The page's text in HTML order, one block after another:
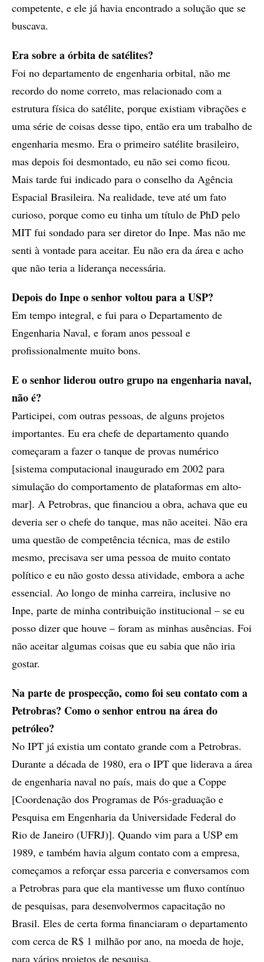
competente, e ele já havia encontrado a solução que se
buscava.
Era sobre a órbita de satélites?
Foi no departamento de engenharia orbital, não me
recordo do nome correto, mas relacionado com a
estrutura física do satélite, porque existiam vibrações e
uma série de coisas desse tipo, então era um trabalho de
engenharia mesmo. Era o primeiro satélite brasileiro,
mas depois foi desmontado, eu não sei como ficou.
Mais tarde fui indicado para o conselho da Agência
Espacial Brasileira. Na realidade, teve até um fato
curioso, porque como eu tinha um título de PhD pelo
MIT fui sondado para ser diretor do Inpe. Mas não me
senti à vontade para aceitar. Eu não era da área e acho
que não teria a liderança necessária.
Depois do Inpe o senhor voltou para a USP?
Em tempo integral, e fui para o Departamento de
Engenharia Naval, e foram anos pessoal e
profissionalmente muito bons.
E o senhor liderou outro grupo na engenharia naval,
não é?
Participei, com outras pessoas, de alguns projetos
importantes. Eu era chefe de departamento quando
começaram a fazer o tanque de provas numérico
[sistema computacional inaugurado em 2002 para
simulação do comportamento de plataformas em alto-
mar]. A Petrobras, que financiou a obra, achava que eu
deveria ser o chefe do tanque, mas não aceitei. Não era
uma questão de competência técnica, mas de estilo
mesmo, precisava ser uma pessoa de muito contato
político e eu não gosto dessa atividade, embora a ache
essencial. Ao longo de minha carreira, inclusive no
Inpe, parte de minha contribuição institucional – se eu
posso dizer que houve – foram as minhas ausências. Foi
não aceitar algumas coisas que eu sabia que não iria
gostar.
Na parte de prospecção, como foi seu contato com a
Petrobras? Como o senhor entrou na área do
petróleo?
No IPT já existia um contato grande com a Petrobras.
Durante a década de 1980, era o IPT que liderava a área
de engenharia naval no país, mais do que a Coppe
[Coordenação dos Programas de Pós-graduação e
Pesquisa em Engenharia da Universidade Federal do
Rio de Janeiro (UFRJ)]. Quando vim para a USP em
1989, e também havia algum contato com a empresa,
começamos a reforçar essa parceria e conversamos com
a Petrobras para que ela mantivesse um fluxo contínuo
de pesquisas, para desenvolvermos capacitação no
Brasil. Eles de certa forma financiaram o departamento
com cerca de R$ 1 milhão por ano, na moeda de hoje,
para vários projetos de pesquisa.